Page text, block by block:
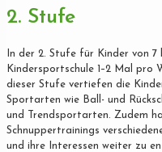
2. Stufe
In der 2. Stufe für Kinder von
Kindersportschule 1–2 Mal
dieser Stufe vertiefen die
Sportarten wie Ball- und
und Trendsportarten. Zudem
Schnuppertrainings
und ihre Interessen weiter zu